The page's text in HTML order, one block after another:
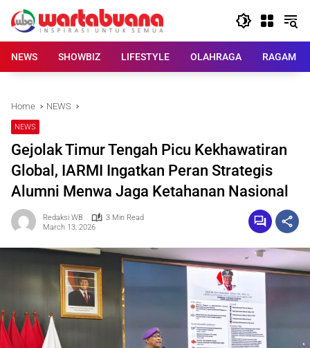
content
NEWS
SHOWBIZ LIFESTYLE OLAHRAGA RAGAM
Home NEWS
NEWS
Gejolak Timur Tengah Picu Kekhawatiran
Global, IARMI Ingatkan Peran Strategis
Alumni Menwa Jaga Ketahanan Nasional
Redaksi WB
3 Min Read
March 13, 2026